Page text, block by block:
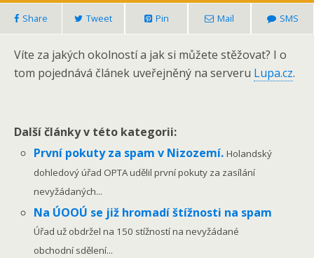
Share Tweet Pin Mail SMS
Víte za jakých okolností a jak si můžete stěžovat? I o
tom pojednává článek uveřejněný na serveru Lupa.cz.
Další články v této kategorii:
První pokuty za spam v Nizozemí.Holandský
dohledový úřad OPTA udělil první pokuty za zasílání
nevyžádaných...
Na ÚOOÚ se již hromadí štížnosti na spam
Úřad už obdržel na 150 stížností na nevyžádané
obchodní sdělení...